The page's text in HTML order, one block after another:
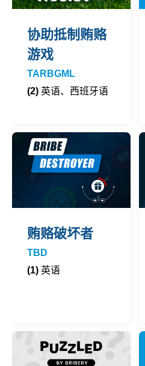
协助抵制贿赂
游戏
TARBGML
(2) 英语、西班牙语
贿赂破坏者
TBD
(1) 英语